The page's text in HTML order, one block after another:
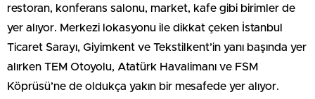
restoran, konferans salonu, market, kafe gibi birimler de
yer alıyor. Merkezi lokasyonu ile dikkat çeken İstanbul
Ticaret Sarayı, Giyimkent ve Tekstilkent’in yanı başında yer
alırken TEM Otoyolu, Atatürk Havalimanı ve FSM
Köprüsü’ne de oldukça yakın bir mesafede yer alıyor.